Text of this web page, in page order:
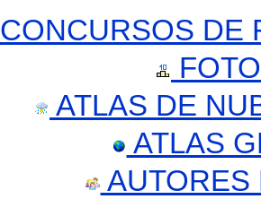
CONCURSOS DE
ATLAS DE
ATLAS
AUTORES